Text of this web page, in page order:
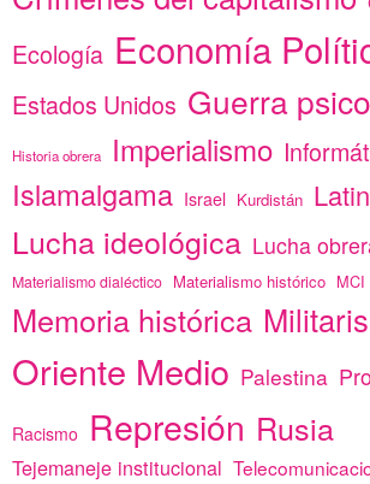
Ecología Economía
Estados Unidos Guerra
Historia obrera Imperialismo
Islamalgama Israel Kurdistán
Lucha ideológica Lucha
Materialismo dialéctico Materialismo histórico MCI
Memoria histórica
Oriente Medio Palestina
Racismo Represión Rusia
Tejemaneje institucional